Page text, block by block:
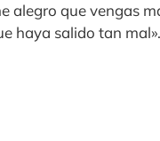
alegro que vengas
haya salido tan mal».